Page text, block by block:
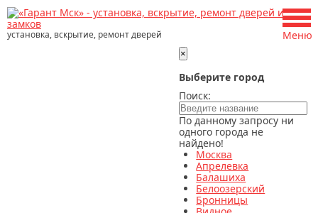
установка, вскрытие, ремонт дверей
×
Выберите город
Поиск:
По данному запросу ни
одного города не
найдено!
Москва
Апрелевка
Балашиха
Белоозерский
Бронницы
Меню